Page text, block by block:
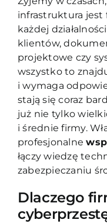
infrastruktura
każdej
klientów,
projektowe czy
wszystko to
i wymaga
stają się coraz
już nie tylko
i średnie firmy.
profesjonalne
łączy wiedzę
zabezpieczaniu
Dlaczego